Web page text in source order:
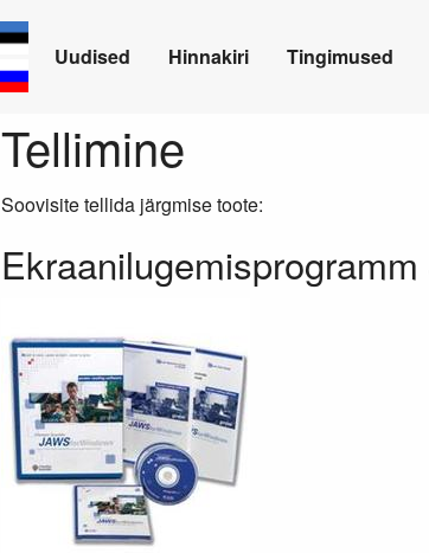
Uudised Hinnakiri Tingimused
Tellimine
Soovisite tellida järgmise toote: